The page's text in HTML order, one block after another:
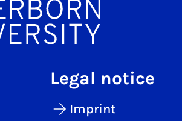
Legal notice
Imprint